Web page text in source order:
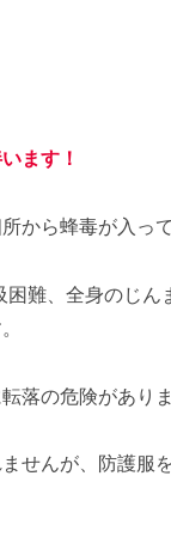
ます！
から蜂毒が入って
難、全身のじん
落の危険がありま
せんが、防護服